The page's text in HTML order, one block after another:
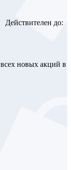
Действителен до:
новых акций в